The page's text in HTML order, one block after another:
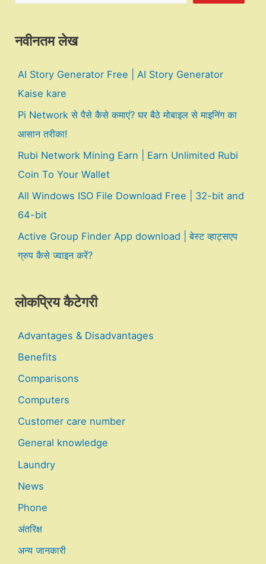
नवीनतम लेख
AI Story Generator Free | AI Story Generator
Kaise kare
Pi Network से पैसे कैसे कमाएं? घर बैठे मोबाइल से माइनिंग का
आसान तरीका!
Rubi Network Mining Earn | Earn Unlimited Rubi
Coin To Your Wallet
All Windows ISO File Download Free | 32-bit and
64-bit
Active Group Finder App download | बेस्ट व्हाट्सएप
ग्रुप कैसे ज्वाइन करें?
लोकप्रिय कैटेगरी
Advantages & Disadvantages
Benefits
Comparisons
Computers
Customer care number
General knowledge
Laundry
News
Phone
अंतरिक्ष
अन्य जानकारी